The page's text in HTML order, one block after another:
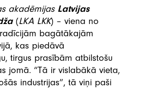
akadēmijasLatvijas
(LKA LKK) – viena no
bagātākajām
kas piedāvā
tirgus prasībām atbilstošu
jomā. “Tā ir vislabākā vieta,
industrijas”, tā viņi paši